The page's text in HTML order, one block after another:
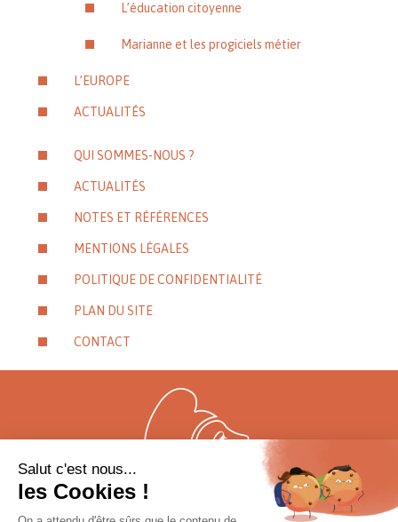
L’éducation citoyenne
Marianne et les progiciels métier
L’EUROPE
ACTUALITÉS
QUI SOMMES-NOUS ?
ACTUALITÉS
NOTES ET RÉFÉRENCES
MENTIONS LÉGALES
POLITIQUE DE CONFIDENTIALITÉ
PLAN DU SITE
CONTACT